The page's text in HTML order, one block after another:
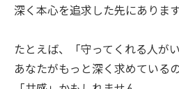
深く本心を追求した先にあります
たとえば、「守ってくれる人が
あなたがもっと深く求めている